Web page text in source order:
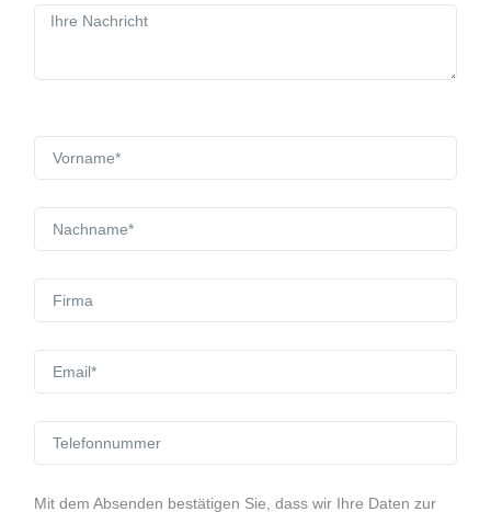
Mit dem Absenden bestätigen Sie, dass wir Ihre Daten zur